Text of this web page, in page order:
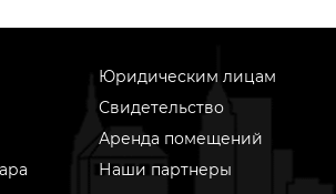
Юридическим лицам
Свидетельство
Аренда помещений
Наши партнеры